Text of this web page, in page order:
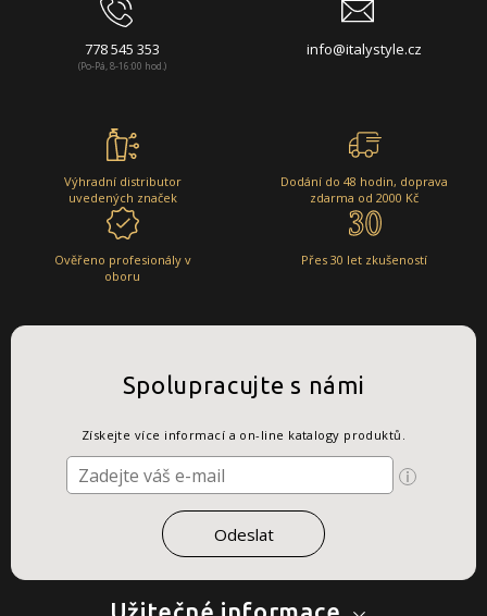
778 545 353
(Po-Pá, 8-16:00 hod.)
info@italystyle.cz
Výhradní distributor
uvedených značek
Dodání do 48 hodin, doprava
zdarma od 2000 Kč
Ověřeno profesionály v
oboru
Přes 30 let zkušeností
Spolupracujte s námi
Získejte více informací a on-line katalogy produktů.